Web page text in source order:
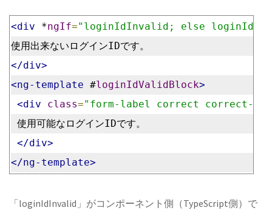
<div *ngIf="loginIdInvalid; else
使用出来ないログインIDです。
</div>
<ng-template #loginIdValidBlock>
<div
class="form-label correct correct-
使用可能なログインIDです。
</div>
</ng-template>
「loginIdInvalid」がコンポーネント側（TypeScript側）で